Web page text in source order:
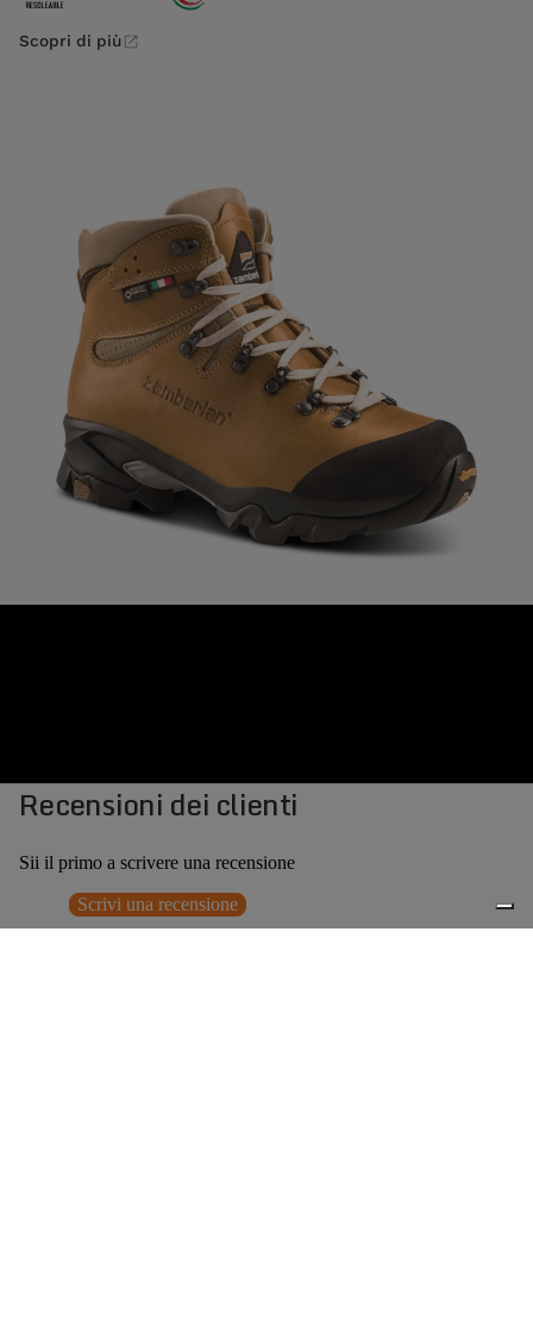
Scopri di più
Recensioni dei clienti
Sii il primo a scrivere una recensione
Scrivi una recensione